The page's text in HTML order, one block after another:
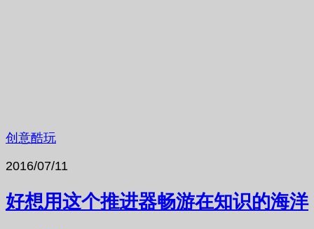
创意酷玩
2016/07/11
好想用这个推进器畅游在知识的海洋